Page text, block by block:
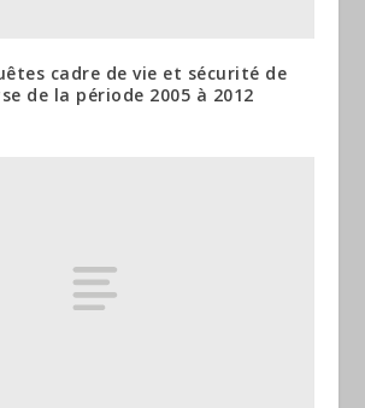
cadre de vie et sécurité de
de la période 2005 à 2012